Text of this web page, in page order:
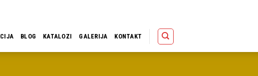
BLOG KATALOZI GALERIJA KONTAKT